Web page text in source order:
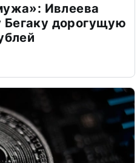
Ивлеева
Бегаку дорогущую